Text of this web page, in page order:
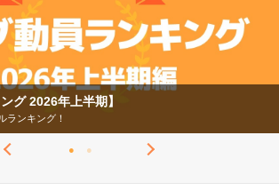
ス特集2026】
ェスの季節がやってきた！